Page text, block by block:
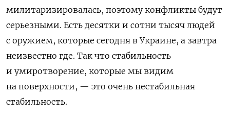
милитаризировалась, поэтому конфликты будут
серьезными. Есть десятки и сотни тысяч людей
с оружием, которые сегодня в Украине, а завтра
неизвестно где. Так что стабильность
и умиротворение, которые мы видим
на поверхности, — это очень нестабильная
стабильность.